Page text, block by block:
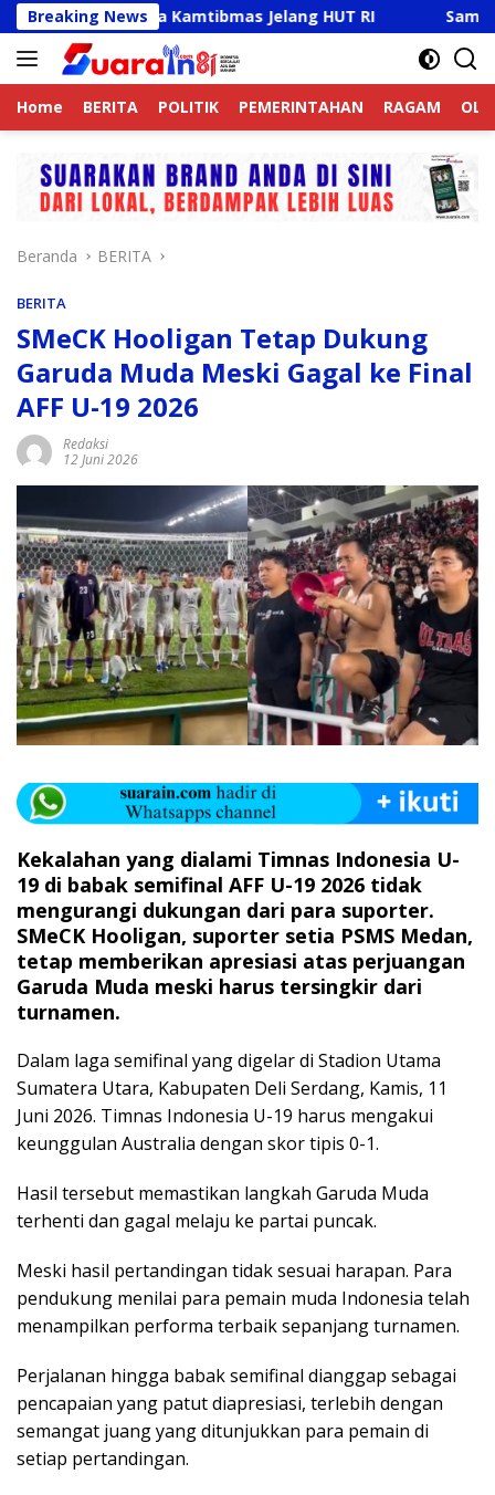
Langsung
ke
konten
Breaking News
Jaga Kamtibmas Jelang HUT RI Sambut HUT RI
Home BERITA POLITIK PEMERINTAHAN RAGAM
Beranda BERITA
BERITA
SMeCK Hooligan Tetap Dukung
Garuda Muda Meski Gagal ke Final
AFF U-19 2026
Redaksi
12 Juni 2026
Kekalahan yang dialami Timnas Indonesia U-
19 di babak semifinal AFF U-19 2026 tidak
mengurangi dukungan dari para suporter.
SMeCK Hooligan, suporter setia PSMS Medan,
tetap memberikan apresiasi atas perjuangan
Garuda Muda meski harus tersingkir dari
turnamen.
Dalam laga semifinal yang digelar di Stadion Utama
Sumatera Utara, Kabupaten Deli Serdang, Kamis, 11
Juni 2026. Timnas Indonesia U-19 harus mengakui
keunggulan Australia dengan skor tipis 0-1.
Hasil tersebut memastikan langkah Garuda Muda
terhenti dan gagal melaju ke partai puncak.
Meski hasil pertandingan tidak sesuai harapan. Para
pendukung menilai para pemain muda Indonesia telah
menampilkan performa terbaik sepanjang turnamen.
Perjalanan hingga babak semifinal dianggap sebagai
pencapaian yang patut diapresiasi, terlebih dengan
semangat juang yang ditunjukkan para pemain di
setiap pertandingan.